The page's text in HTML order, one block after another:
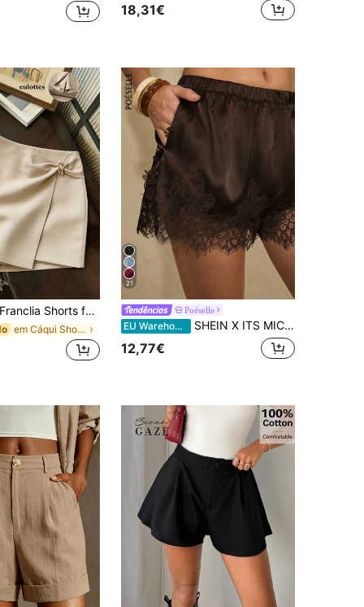
18,31€
Franclia Shorts femininos, saias femininas, shorts cáqui versáteis de cintura alta com bainha assimétrica e fivela de metal para o dia a dia, saia feminina, saia-shorts evasê de tecido de alfaiataria com bainha dupla e fenda, vestido e calça feminina com pregas laterais, shorts femininos, roupas femininas casuais, shorts de alfaiataria femininos, minissaia evasê slim de cintura alta, roupa casual versátil e moderna, roupa urbana para professoras e profissionais, shorts e saia femininos casuais de cor sólida e versáteis, shorts de verão, shorts cáqui de primavera, roupas femininas de verão
em Cáqui Shorts Femininos
21
Poéselle
EU Warehouse SHEIN X ITS MICH Poéselle Shorts femininos confortáveis de cor sólida com detalhes em renda.
12,77€